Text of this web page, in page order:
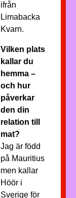
ifrån
Limabacka
Kvarn.
Vilken plats
kallar du
hemma –
och hur
påverkar
den din
relation till
mat?
Jag är född
på Mauritius
men kallar
Höör i
Sverige för